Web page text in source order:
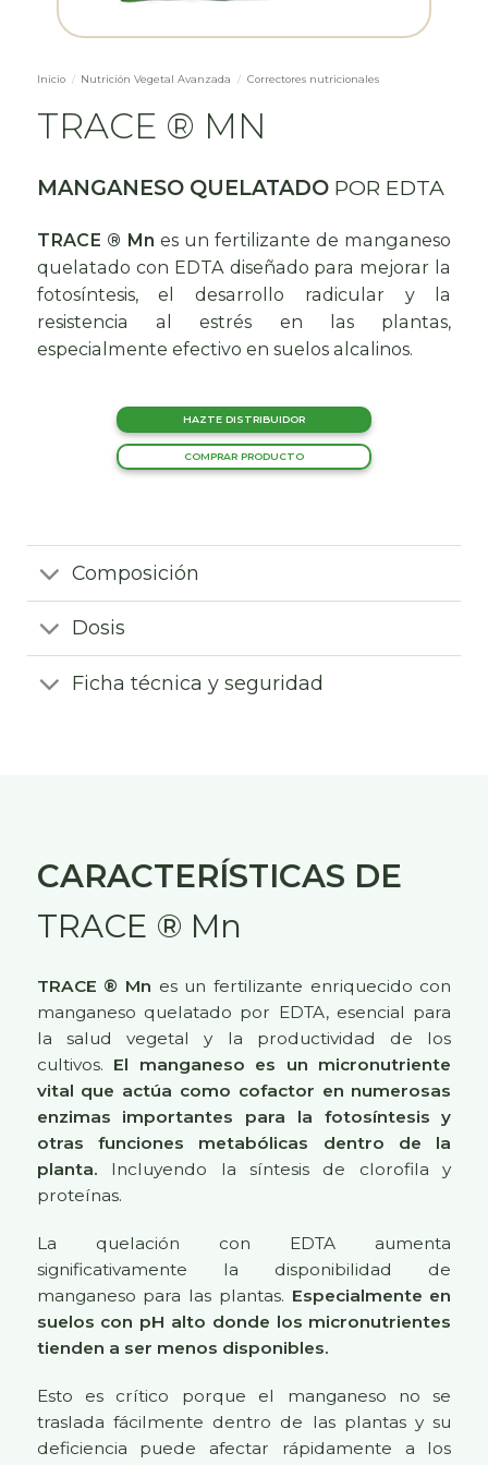
Inicio / Nutrición Vegetal Avanzada / Correctores nutricionales
TRACE ® MN
MANGANESO QUELATADOPOR EDTA
TRACE ® Mn es un fertilizante de manganeso
quelatado con EDTA diseñado para mejorar la
fotosíntesis, el desarrollo radicular y la
resistencia al estrés en las plantas,
especialmente efectivo en suelos alcalinos.
HAZTE DISTRIBUIDOR
COMPRAR PRODUCTO
Composición
Dosis
Ficha técnica y seguridad
CARACTERÍSTICAS DE
TRACE ® Mn
TRACE ® Mn es un fertilizante enriquecido con
manganeso quelatado por EDTA, esencial para
la salud vegetal y la productividad de los
cultivos. El manganeso es un micronutriente
vital que actúa como cofactor en numerosas
enzimas importantes para la fotosíntesis y
otras funciones metabólicas dentro de la
planta. Incluyendo la síntesis de clorofila y
proteínas.
La quelación con EDTA aumenta
significativamente la disponibilidad de
manganeso para las plantas. Especialmente en
suelos con pH alto donde los micronutrientes
tienden a ser menos disponibles.
Esto es crítico porque el manganeso no se
traslada fácilmente dentro de las plantas y su
deficiencia puede afectar rápidamente a los